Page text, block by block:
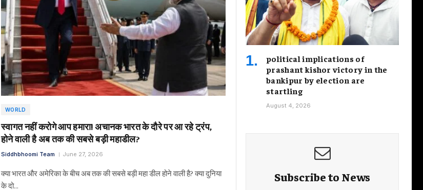
WORLD
स्वागत नहीं करोगे आप हमारा! अचानक भारत के दौरे पर आ रहे ट्रंप,
होने वाली है अब तक की सबसे बड़ी महाडील?
Siddhbhoomi Team June 27, 2026
क्या भारत और अमेरिका के बीच अब तक की सबसे बड़ी महा डील होने वाली है? क्या दुनिया
के दो…
political implications of
prashant kishor victory in the
bankipur by election are
startling
August 4, 2026
Subscribe to News